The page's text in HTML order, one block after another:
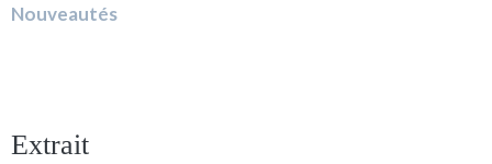
Nouveautés
Extrait